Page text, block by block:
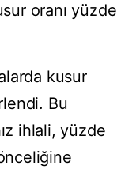
oranı yüzde
kusur
Bu
ihlali, yüzde